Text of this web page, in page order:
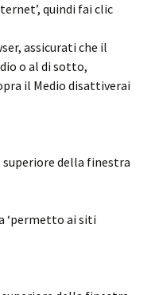
quindi fai clic
assicurati che il
o al di sotto,
il Medio disattiverai
superiore della finestra
‘permetto ai siti